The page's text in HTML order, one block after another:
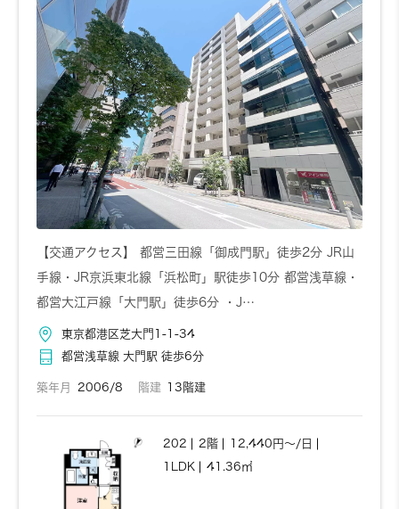
お問い合わせ 詳しく見る
【交通アクセス】 都営三田線「御成門駅」徒歩2分 JR山
手線・JR京浜東北線「浜松町」駅徒歩10分 都営浅草線・
都営大江戸線「大門駅」徒歩6分 ・J…
東京都港区芝大門1-1-34
都営浅草線 大門駅 徒歩6分
築年月 2006/8 階建 13階建
202 2階
12,440円～/日
1LDK
41.36㎡